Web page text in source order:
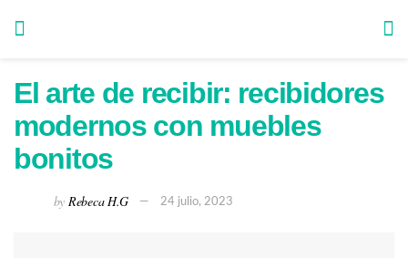
El arte de recibir: recibidores
modernos con muebles
bonitos
by Rebeca H.G 24 julio, 2023